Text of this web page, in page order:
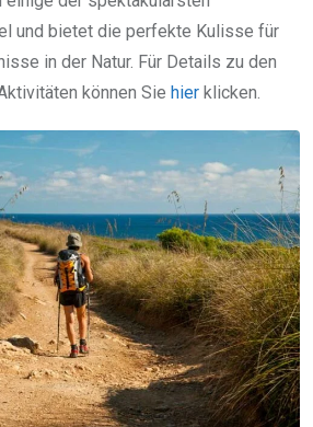
und bietet die perfekte Kulisse für
in der Natur. Für Details zu den
können Sie hier klicken.